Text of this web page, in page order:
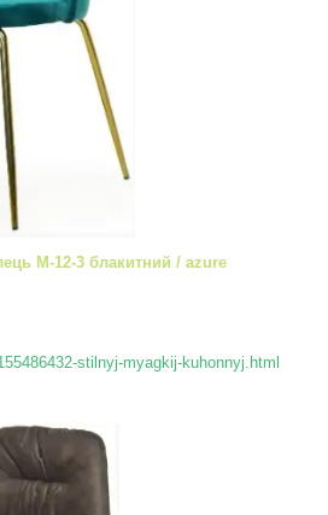
М-12-3 блакитний / azure
stilnyj-myagkij-kuhonnyj.html